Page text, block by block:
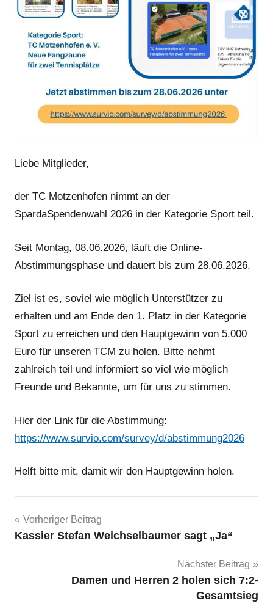
Liebe Mitglieder,
der TC Motzenhofen nimmt an der
SpardaSpendenwahl 2026 in der Kategorie Sport teil.
Seit Montag, 08.06.2026, läuft die Online-
Abstimmungsphase und dauert bis zum 28.06.2026.
Ziel ist es, soviel wie möglich Unterstützer zu
erhalten und am Ende den 1. Platz in der Kategorie
Sport zu erreichen und den Hauptgewinn von 5.000
Euro für unseren TCM zu holen. Bitte nehmt
zahlreich teil und informiert so viel wie möglich
Freunde und Bekannte, um für uns zu stimmen.
Hier der Link für die Abstimmung:
https://www.survio.com/survey/d/abstimmung2026
Helft bitte mit, damit wir den Hauptgewinn holen.
Beitragsnavigation
Vorheriger Beitrag
Kassier Stefan Weichselbaumer sagt „Ja“
Nächster Beitrag
Damen und Herren 2 holen sich 7:2-
Gesamtsieg